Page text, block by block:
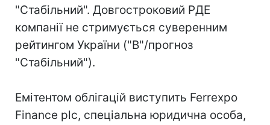
"Стабільний". Довгостроковий РДЕ
компанії не стримується суверенним
рейтингом України ("B"/прогноз
"Стабільний").
Емітентом облігацій виступить Ferrexpo
Finance plc, спеціальна юридична особа,